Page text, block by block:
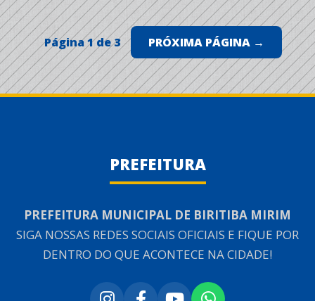
Página 1 de 3 PRÓXIMA PÁGINA →
PREFEITURA
PREFEITURA MUNICIPAL DE BIRITIBA MIRIM
SIGA NOSSAS REDES SOCIAIS OFICIAIS E FIQUE POR
DENTRO DO QUE ACONTECE NA CIDADE!